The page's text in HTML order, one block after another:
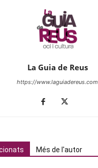
La Guia de Reus
https://www.laguiadereus.com
Més de l'autor